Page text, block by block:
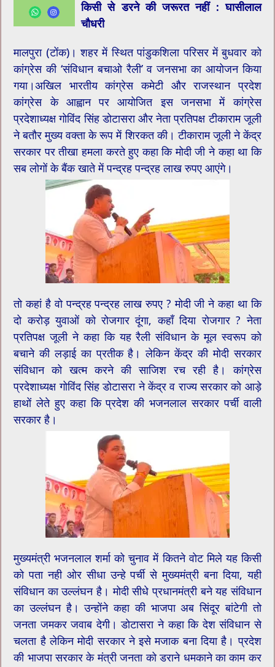
किसी से डरने की जरूरत नहीं : घासीलाल
चौधरी
मालपुरा (टोंक)। शहर में स्थित पांडुकशिला परिसर में बुधवार को
कांग्रेस की ‘संविधान बचाओ रैली’ व जनसभा का आयोजन किया
गया।अखिल भारतीय कांग्रेस कमेटी और राजस्थान प्रदेश
कांग्रेस के आह्वान पर आयोजित इस जनसभा में कांग्रेस
प्रदेशाध्यक्ष गोविंद सिंह डोटासरा और नेता प्रतिपक्ष टीकाराम जूली
ने बतौर मुख्य वक्ता के रूप में शिरकत की। टीकाराम जूली ने केंद्र
सरकार पर तीखा हमला करते हुए कहा कि मोदी जी ने कहा था कि
सब लोगों के बैंक खाते में पन्द्रह पन्द्रह लाख रुपए आएंगे।
तो कहां है वो पन्द्रह पन्द्रह लाख रुपए ? मोदी जी ने कहा था कि
दो करोड़ युवाओं को रोजगार दूंगा, कहाँ दिया रोजगार ? नेता
प्रतिपक्ष जूली ने कहा कि यह रैली संविधान के मूल स्वरूप को
बचाने की लड़ाई का प्रतीक है। लेकिन केंद्र की मोदी सरकार
संविधान को खत्म करने की साजिश रच रही है। कांग्रेस
प्रदेशाध्यक्ष गोविंद सिंह डोटासरा ने केंद्र व राज्य सरकार को आड़े
हाथों लेते हुए कहा कि प्रदेश की भजनलाल सरकार पर्ची वाली
सरकार है।
मुख्यमंत्री भजनलाल शर्मा को चुनाव में कितने वोट मिले यह किसी
को पता नही ओर सीधा उन्हे पर्ची से मुख्यमंत्री बना दिया, यही
संविधान का उल्लंघन है। मोदी सीधे प्रधानमंत्री बने यह संविधान
का उल्लंघन है। उन्होंने कहा की भाजपा अब सिंदूर बांटेगी तो
जनता जमकर जवाब देगी। डोटासरा ने कहा कि देश संविधान से
चलता है लेकिन मोदी सरकार ने इसे मजाक बना दिया है। प्रदेश
की भाजपा सरकार के मंत्री जनता को डराने धमकाने का काम कर